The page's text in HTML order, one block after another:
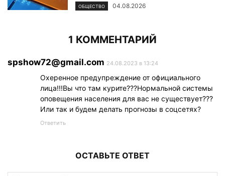
ОБЩЕСТВО 04.08.2026
1 КОММЕНТАРИЙ
spshow72@gmail.com 24.08.2023 в 13:24
Охеренное предупреждение от официального
лица!!!Вы что там курите???Нормальной системы
оповещения населения для вас не существует???
Или так и будем делать прогнозы в соцсетях?
Ответить
ОСТАВЬТЕ ОТВЕТ